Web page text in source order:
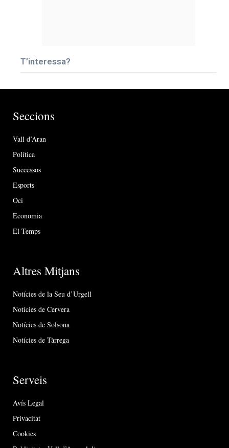
T’interessa?
Seccions
Vall d’Aran
Política
Successos
Esports
Oci
Economia
El Temps
Altres Mitjans
Notícies de la Seu d’Urgell
Notícies de Cervera
Notícies de Solsona
Notícies de Tàrrega
Serveis
Avís Legal
Privacitat
Cookies